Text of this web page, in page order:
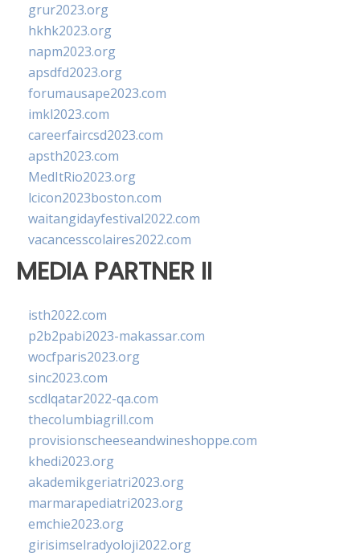
grur2023.org
hkhk2023.org
napm2023.org
apsdfd2023.org
forumausape2023.com
imkl2023.com
careerfaircsd2023.com
apsth2023.com
MedItRio2023.org
lcicon2023boston.com
waitangidayfestival2022.com
vacancesscolaires2022.com
MEDIA PARTNER II
isth2022.com
p2b2pabi2023-makassar.com
wocfparis2023.org
sinc2023.com
scdlqatar2022-qa.com
thecolumbiagrill.com
provisionscheeseandwineshoppe.com
khedi2023.org
akademikgeriatri2023.org
marmarapediatri2023.org
emchie2023.org
girisimselradyoloji2022.org